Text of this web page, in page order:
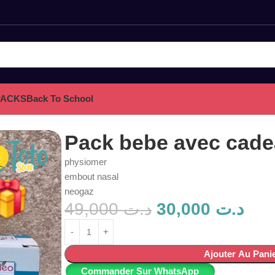
Back To School
Pack bebe avec
physiomer
embout nasal
neogaz
د.ت49,000 د.ت
Ajouter Au
Commander Sur WhatsApp